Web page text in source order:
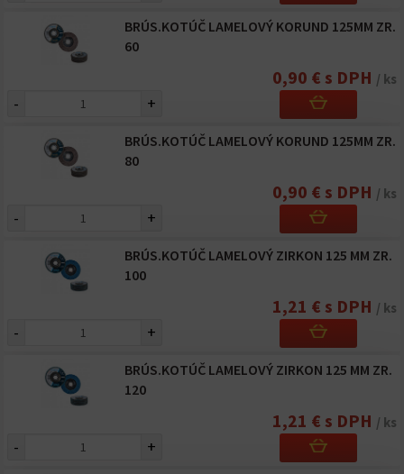
BRÚS.KOTÚČ LAMELOVÝ KORUND 125MM ZR.
60
0,90 € s DPH / ks
- +
BRÚS.KOTÚČ LAMELOVÝ KORUND 125MM ZR.
80
0,90 € s DPH / ks
- +
BRÚS.KOTÚČ LAMELOVÝ ZIRKON 125 MM ZR.
100
1,21 € s DPH / ks
- +
BRÚS.KOTÚČ LAMELOVÝ ZIRKON 125 MM ZR.
120
1,21 € s DPH / ks
- +